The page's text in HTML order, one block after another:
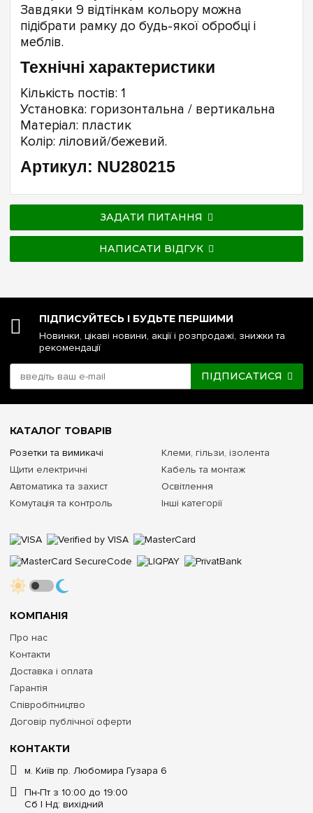
Завдяки 9 відтінкам кольору можна
підібрати рамку до будь-якої обробці і
меблів.
Технічні характеристики
Кількість постів: 1
Установка: горизонтальна / вертикальна
Матеріал: пластик
Колір: ліловий/бежевий.
Артикул: NU280215
ЗАДАТИ ПИТАННЯ
НАПИСАТИ ВІДГУК
ПІДПИСУЙТЕСЬ І БУДЬТЕ ПЕРШИМИ
Новинки, цікаві новини, акції і розпродажі, знижки та
рекомендації
ПІДПИСАТИСЯ
КОНТАКТИ
м. Київ пр. Любомира Гузара 6
Пн-Пт з 10:00 до 19:00
Сб | Нд: вихідний
КОМПАНІЯ
Про нас
Контакти
Доставка і оплата
Гарантія
Співробітництво
Договір публічної оферти
КАТАЛОГ ТОВАРІВ
Розетки та вимикачі
Щити електричні
Автоматика та захист
Комутація та контроль
Клеми, гільзи, ізолента
Кабель та монтаж
Освітлення
Інші категорії